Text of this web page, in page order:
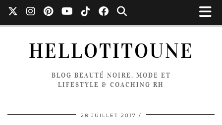
HELLOTITOUNE
BLOG BEAUTÉ NOIRE, MODE ET
LIFESTYLE & COACHING RH
28 JUILLET 2017